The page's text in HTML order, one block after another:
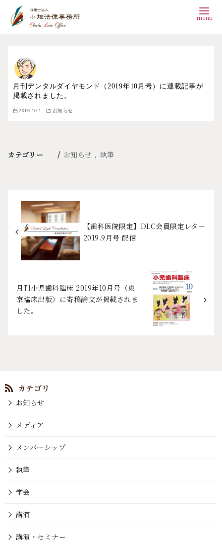
動
月刊デンタルダイヤモンド（2019年10月号）に連載記事が
掲載されました。
2019.10.1 お知らせ
カテゴリー お知らせ 執筆
【歯科医院限定】DLC会員限定レター
2019.9月号 配信
月刊小児歯科臨床 2019年10月号（東
京臨床出版）に寄稿論文が掲載されま
した。
お知らせ
メディア
メンバーシップ
執筆
学会
講演
講演・セミナー